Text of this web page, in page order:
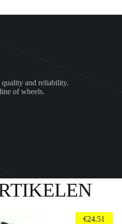
quality and reliability.
of wheels.
€24.51